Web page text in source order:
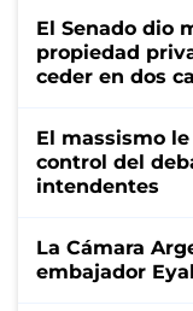
El Senado dio
propiedad
ceder en dos
El massismo
control del
intendentes
La Cámara
embajador